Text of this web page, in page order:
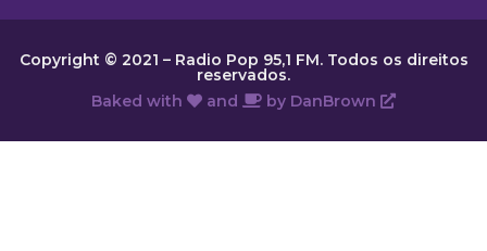
Copyright © 2021 – Radio Pop 95,1 FM. Todos os direitos
reservados.
Baked with
and by DanBrown